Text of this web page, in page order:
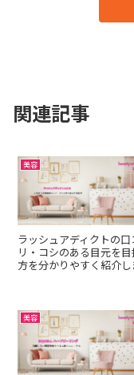
関連記事
美容
ラッシュアディクトの
リ・コシのある目元を
方を分かりやすく紹介し
美容